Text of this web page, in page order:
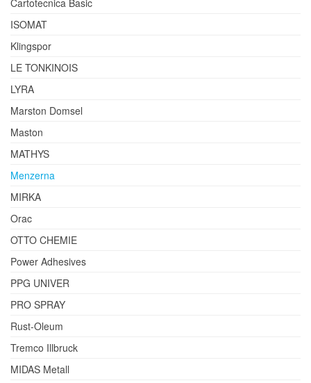
Cartotecnica Basic
ISOMAT
Klingspor
LE TONKINOIS
LYRA
Marston Domsel
Maston
MATHYS
Menzerna
MIRKA
Orac
OTTO CHEMIE
Power Adhesives
PPG UNIVER
PRO SPRAY
Rust-Oleum
Tremco Illbruck
MIDAS Metall